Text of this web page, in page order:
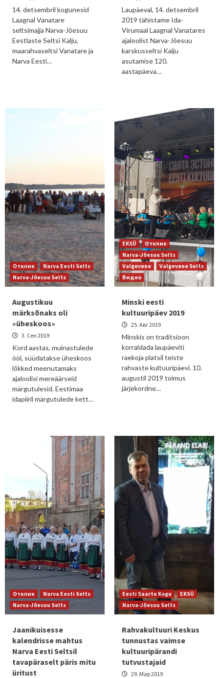
14. detsembril kogunesid
Laagnal Vanatare
seltsimajja Narva-Jõesuu
Eestlaste Seltsi Kalju,
maarahvaseltsi Vanatare ja
Narva Eesti…
Laupäeval, 14. detsembril
2019 tähistame Ida-
Virumaal Laagnal Vanatares
ajaloolist Narva-Jõesuu
karskusseltsi Kalju
asutamise 120.
aastapäeva…
Отклик
Narva Eesti Selts
Narva-Jõesuu Selts
Augustikuu
märksõnaks oli
«üheskoos»
3. Сен 2019
Kord aastas, muinastulede
ööl, süüdatakse üheskoos
lõkked meenutamaks
ajaloolisi mereäärseid
märgutulesid. Eestimaa
idapiiril märgutulede kett…
EKSÜ
Отклик
Narva-Jõesuu Selts
Valgevene
Valgevene Selts
Видео
Minski eesti
kultuuripäev 2019
25. Авг 2019
Minskis on traditsioon
korraldada laupäeviti
raekoja platsil teiste
rahvaste kultuuripäevi. 10.
augustil 2019 toimus
järjekordne…
Отклик
Narva Eesti Selts
Narva-Jõesuu Selts
Jaanikuisesse
kalendrisse mahtus
Narva Eesti Seltsil
tavapäraselt päris mitu
üritust
Eesti Saarte Kogu
EKSÜ
Narva-Jõesuu Selts
Rahvakultuuri Keskus
tunnustas vaimse
kultuuripärandi
tutvustajaid
29. Мар 2019